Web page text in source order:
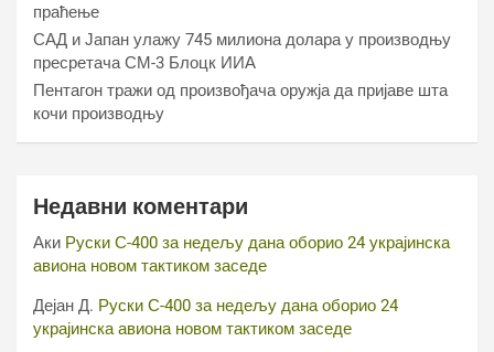
праћење
САД и Јапан улажу 745 милиона долара у производњу
пресретача СМ-3 Блоцк ИИА
Пентагон тражи од произвођача оружја да пријаве шта
кочи производњу
Недавни коментари
Аки Руски С-400 за недељу дана оборио 24 украјинска
авиона новом тактиком заседе
Дејан Д. Руски С-400 за недељу дана оборио 24
украјинска авиона новом тактиком заседе